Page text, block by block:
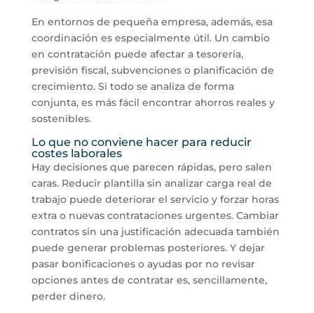
En entornos de pequeña empresa, además, esa
coordinación es especialmente útil. Un cambio
en contratación puede afectar a tesorería,
previsión fiscal, subvenciones o planificación de
crecimiento. Si todo se analiza de forma
conjunta, es más fácil encontrar ahorros reales y
sostenibles.
Lo que no conviene hacer para reducir
costes laborales
Hay decisiones que parecen rápidas, pero salen
caras. Reducir plantilla sin analizar carga real de
trabajo puede deteriorar el servicio y forzar horas
extra o nuevas contrataciones urgentes. Cambiar
contratos sin una justificación adecuada también
puede generar problemas posteriores. Y dejar
pasar bonificaciones o ayudas por no revisar
opciones antes de contratar es, sencillamente,
perder dinero.